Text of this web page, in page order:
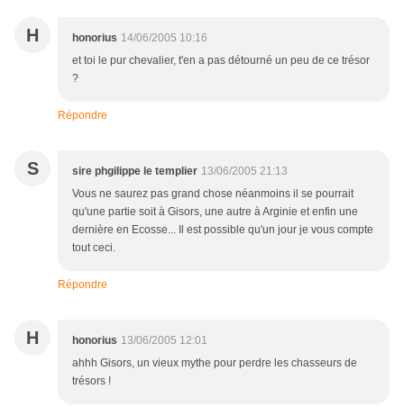
H honorius 14/06/2005 10:16
et toi le pur chevalier, t'en a pas détourné un peu de ce trésor
?
Répondre
S sire phgilippe le templier 13/06/2005 21:13
Vous ne saurez pas grand chose néanmoins il se pourrait
qu'une partie soit à Gisors, une autre à Arginie et enfin une
dernière en Ecosse... Il est possible qu'un jour je vous compte
tout ceci.
Répondre
H honorius 13/06/2005 12:01
ahhh Gisors, un vieux mythe pour perdre les chasseurs de
trésors !